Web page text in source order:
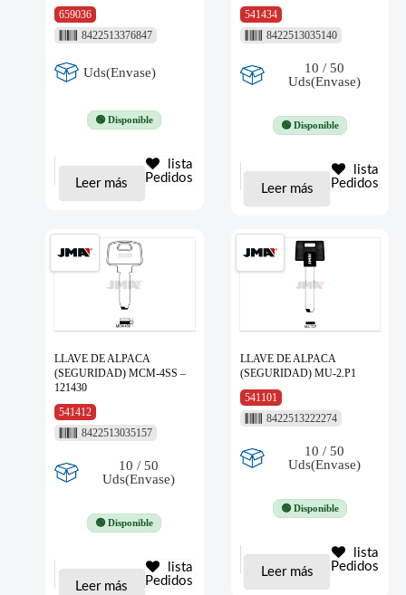
659036
8422513376847
Uds(Envase)
🟢 Disponible
Leer más
lista
Pedidos
541434
8422513035140
10 / 50
Uds(Envase)
🟢 Disponible
Leer más
lista
Pedidos
LLAVE DE ALPACA
(SEGURIDAD) MCM-4SS –
121430
541412
8422513035157
10 / 50
Uds(Envase)
🟢 Disponible
Leer más
lista
Pedidos
LLAVE DE ALPACA
(SEGURIDAD) MU-2.P1
541101
8422513222274
10 / 50
Uds(Envase)
🟢 Disponible
Leer más
lista
Pedidos